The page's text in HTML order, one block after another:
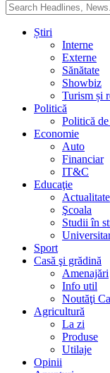
Știri
Interne
Externe
Sănătate
Showbiz
Turism și
Politică
Politică
Economie
Auto
Financiar
IT&C
Educaţie
Actualitate
Şcoala
Studii în
Sport
Casă şi grădină
Amenajări
Info util
Noutăţi
Agricultură
La zi
Produse
Utilaje
Opinii